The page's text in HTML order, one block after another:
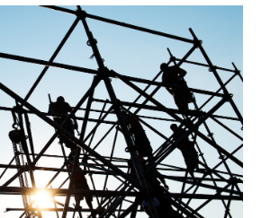
無料で相談する